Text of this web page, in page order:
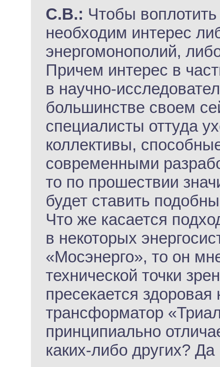
С.В.: Чтобы воплотить
необходим интерес
энергомонополий,
Причем интерес в
в научно-
большинстве своем
специалисты оттуда
коллективы,
современными
то по прошествии
будет ставить
Что же касается
в некоторых
«Мосэнерго», то он
технической точки
пресекается
трансформатор
принципиально
каких-либо других?